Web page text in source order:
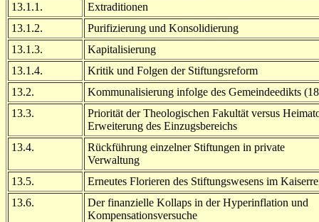
13.1.1.
Extraditionen
13.1.2.
Purifizierung und Konsolidierung
13.1.3.
Kapitalisierung
13.1.4.
Kritik und Folgen der Stiftungsreform
13.2.
Kommunalisierung infolge des Gemeindeedikts
13.3.
Priorität der Theologischen Fakultät versus
Erweiterung des Einzugsbereichs
13.4.
Rückführung einzelner Stiftungen in private
Verwaltung
13.5.
Erneutes Florieren des Stiftungswesens im
13.6.
Der finanzielle Kollaps in der Hyperinflation und
Kompensationsversuche